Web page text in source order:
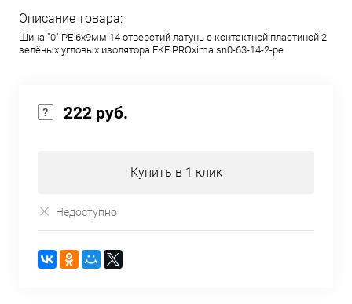
Описание товара:
Шина "0" PE 6x9мм 14 отверстий латунь с контактной пластиной 2
зелёных угловых изолятора EKF PROxima sn0-63-14-2-pe
222 руб.
Купить в 1 клик
Недоступно